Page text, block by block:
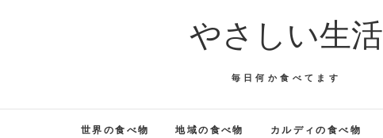
やさしい生活
毎日何か食べてます
世界の食べ物 地域の食べ物 カルディの食べ物